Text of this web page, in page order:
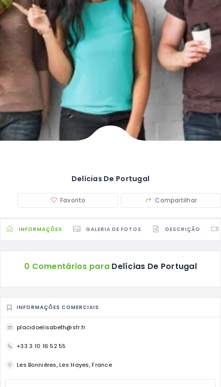
Delícias De Portugal
Favorito Compartilhar
INFORMAÇÕES GALERIA DE FOTOS DESCRIÇÃO
0 Comentários para Delícias De Portugal
INFORMAÇÕES COMERCIAIS
placidoelisabeth@sfr.fr
+33 3 10 16 52 55
Les Bonnières, Les Hayes, France